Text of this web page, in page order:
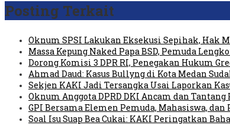
Posting Terkait
Oknum SPSI Lakukan Eksekusi Sepihak, Hak
Massa Kepung Naked Papa BSD, Pemuda
Dorong Komisi 3 DPR RI, Penegakan Hukum
Ahmad Daud: Kasus Bullyng di Kota Medan
Sekjen KAKI Jadi Tersangka Usai Laporkan
Oknum Anggota DPRD DKI Ancam dan
GPI Bersama Elemen Pemuda, Mahasiswa,
Soal Isu Suap Bea Cukai: KAKI Peringatkan